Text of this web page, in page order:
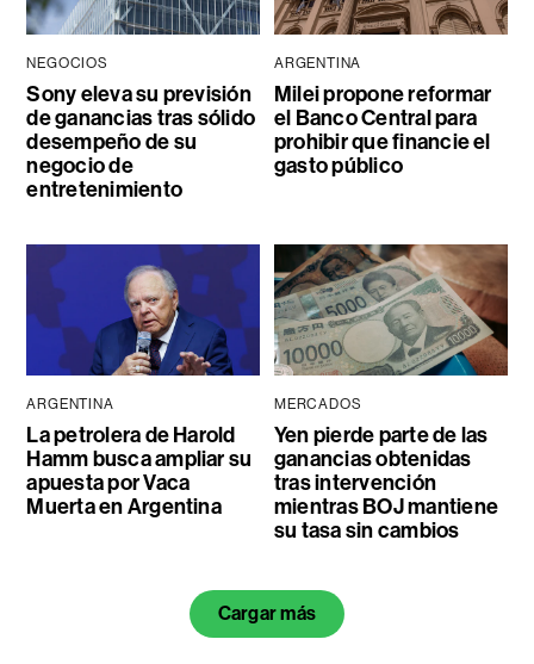
NEGOCIOS
Sony eleva su previsión
de ganancias tras sólido
desempeño de su
negocio de
entretenimiento
ARGENTINA
Milei propone reformar
el Banco Central para
prohibir que financie el
gasto público
ARGENTINA
La petrolera de Harold
Hamm busca ampliar su
apuesta por Vaca
Muerta en Argentina
MERCADOS
Yen pierde parte de las
ganancias obtenidas
tras intervención
mientras BOJ mantiene
su tasa sin cambios
Cargar más